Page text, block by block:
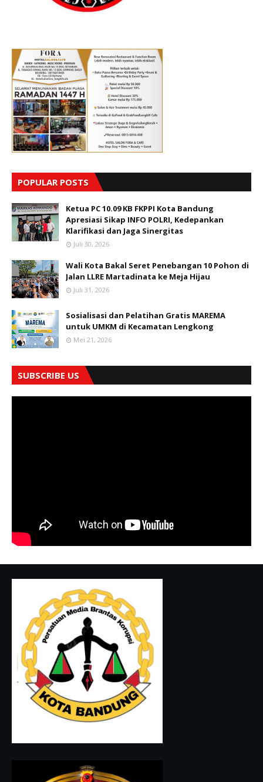
POPULAR POSTS
Ketua PC 10.09 KB FKPPI Kota Bandung
Apresiasi Sikap INFO POLRI, Kedepankan
Klarifikasi dan Jaga Sinergitas
Juli 30, 2026
Wali Kota Bakal Seret Penebangan 10 Pohon di
Jalan LLRE Martadinata ke Meja Hijau
Juli 31, 2026
Sosialisasi dan Pelatihan Gratis MAREMA
untuk UMKM di Kecamatan Lengkong
Mei 21, 2026
SUBSCRIBE US